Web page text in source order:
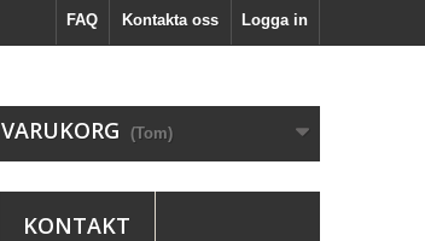
Logga in
Kontakta oss
FAQ
VARUKORG (Tom)
KONTAKT